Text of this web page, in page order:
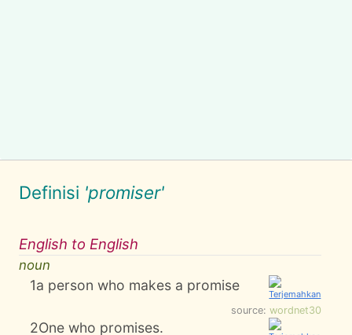
Definisi 'promiser'
English to English
noun
1a person who makes a promise
source: wordnet30
2One who promises.